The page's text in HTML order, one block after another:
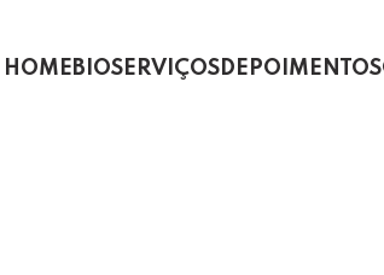
HOME BIOSERVIÇOS DEPOIMENTOS